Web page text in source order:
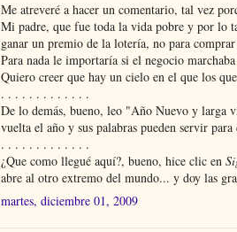
Me atreveré a hacer un comentario, tal vez
Mi padre, que fue toda la vida pobre y por lo
ganar un premio de la lotería, no para
Para nada le importaría si el negocio
Quiero creer que hay un cielo en el que los
. . . . . . . . . . . . .
De lo demás, bueno, leo "Año Nuevo y larga
vuelta el año y sus palabras pueden servir
. . . . . . . . . . . . .
¿Que como llegué aquí?, bueno, hice clic en
abre al otro extremo del mundo... y doy las
martes, diciembre 01, 2009